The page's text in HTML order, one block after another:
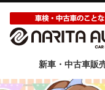
新車・中古車販